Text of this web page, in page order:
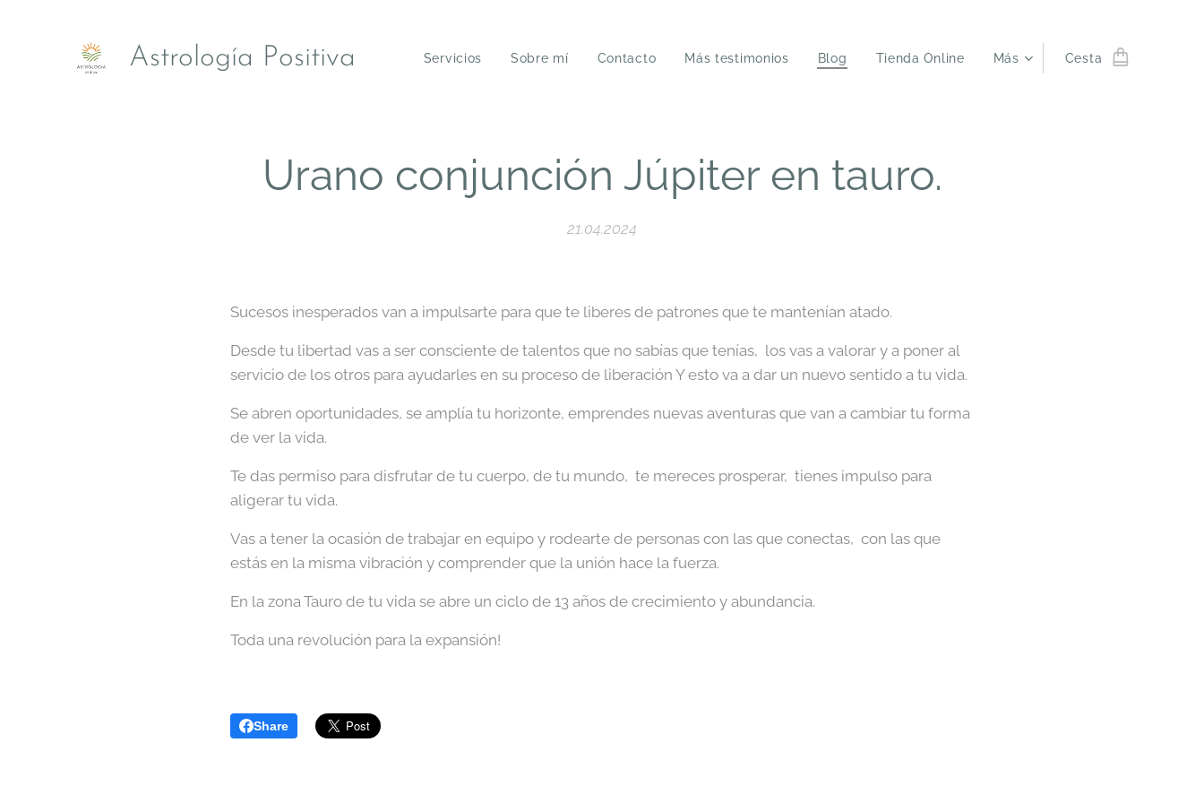
Astrología Positiva Servicios Sobre mí Contacto Más testimonios Blog Tienda Online Más Cesta
Urano conjunción Júpiter en tauro.
21.04.2024
Sucesos inesperados van a impulsarte para que te liberes de patrones que te mantenían atado.
Desde tu libertad vas a ser consciente de talentos que no sabías que tenías, los vas a valorar y a poner al
servicio de los otros para ayudarles en su proceso de liberación Y esto va a dar un nuevo sentido a tu vida.
Se abren oportunidades, se amplía tu horizonte, emprendes nuevas aventuras que van a cambiar tu forma
de ver la vida.
Te das permiso para disfrutar de tu cuerpo, de tu mundo, te mereces prosperar, tienes impulso para
aligerar tu vida.
Vas a tener la ocasión de trabajar en equipo y rodearte de personas con las que conectas, con las que
estás en la misma vibración y comprender que la unión hace la fuerza.
En la zona Tauro de tu vida se abre un ciclo de 13 años de crecimiento y abundancia.
Toda una revolución para la expansión!
Share